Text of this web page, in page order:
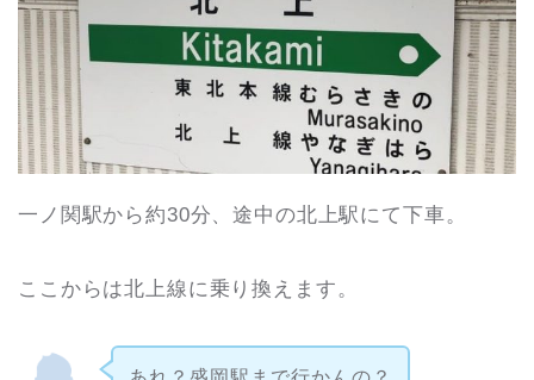
一ノ関駅から約30分、途中の北上駅にて下車。
ここからは北上線に乗り換えます。